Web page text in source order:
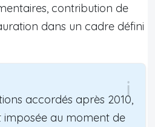
contribution de
dans un cadre défini
accordés après 2010,
imposée au moment de